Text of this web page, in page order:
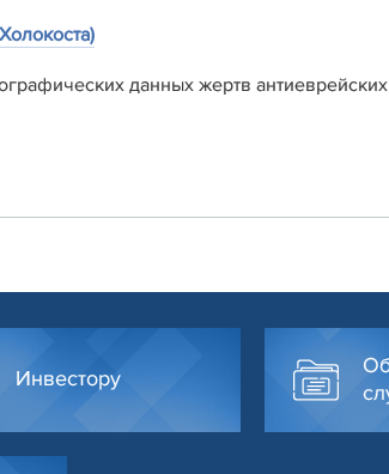
данных жертв антиеврейских
Инвестору